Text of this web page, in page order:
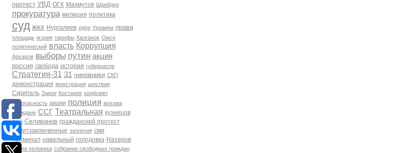
протест УВД ОГК Махмутов Шрейдер
прокуратура милиция политика
суд жкх Нургалиев лдпр Украина права
площадь мэрия тарифы Калганов Омск
политический власть Коррупция
Архаров выборы путин акция
россия свобода история губернатор
Стратегия-31 31 чиновники СКП
демонстрация монстрация шествие
Скрипаль Закон Костарев конфликт
Безопасность акции полиция москва
Граждане ССГ Театральная кузнецов
фсб Селиванов гражданский протест
политзаключенные экология сми
Криминал навальный голодовка Назаров
права человека собрание свободных граждан